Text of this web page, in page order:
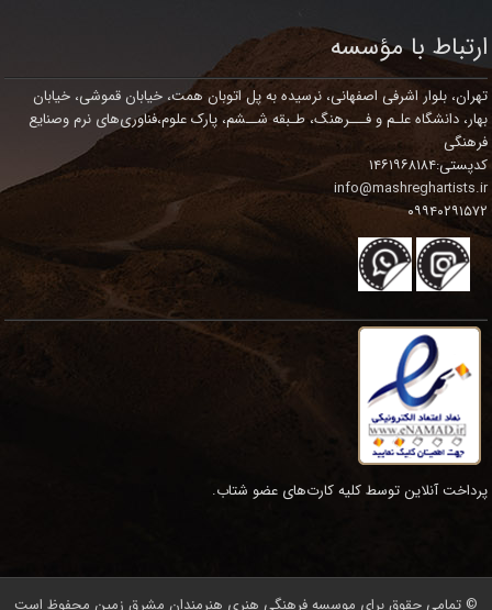
ارتباط با مؤسسه
تهران، بلوار اشرفی اصفهانی، نرسیده به پل اتوبان همت، خیابان قموشی، خیابان
بهار، دانشگاه علـم و فـــرهنگ، طـبقه شــشم، پارک علوم،فناوری‌های نرم وصنایع
فرهنگی
کدپستی:۱۴۶۱۹۶۸۱۸۴
info@mashreghartists.ir
۰۹۹۴۰۲۹۱۵۷۲
پرداخت آنلاین توسط کلیه کارت‌های عضو شتاب.